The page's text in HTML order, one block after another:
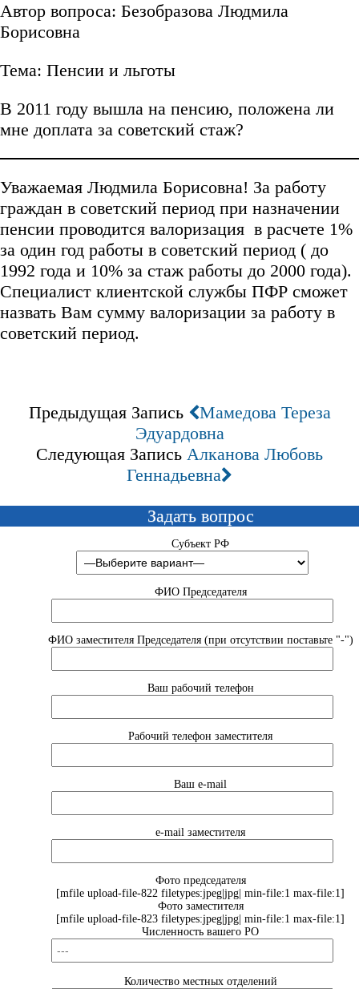
Автор вопроса: Безобразова Людмила
Борисовна
Тема: Пенсии и льготы
В 2011 году вышла на пенсию, положена ли
мне доплата за советский стаж?
Уважаемая Людмила Борисовна! За работу
граждан в советский период при назначении
пенсии проводится валоризация в расчете 1%
за один год работы в советский период ( до
1992 года и 10% за стаж работы до 2000 года).
Специалист клиентской службы ПФР сможет
назвать Вам сумму валоризации за работу в
советский период.
Предыдущая Запись
Мамедова Тереза
Эдуардовна
Следующая Запись Алканова Любовь
Геннадьевна
Задать вопрос
Субъект РФ
ФИО Председателя
ФИО заместителя Председателя (при отсутствии поставьте "-")
Ваш рабочий телефон
Рабочий телефон заместителя
Ваш e-mail
e-mail заместителя
Фото председателя
[mfile upload-file-822 filetypes:jpeg|jpg| min-file:1 max-file:1]
Фото заместителя
[mfile upload-file-823 filetypes:jpeg|jpg| min-file:1 max-file:1]
Численность вашего РО
Количество местных отделений